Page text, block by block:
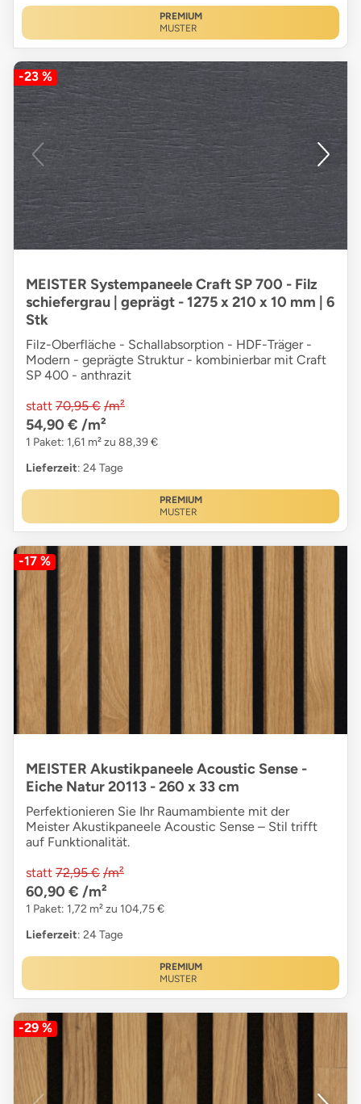
PREMIUM
MUSTER
-23 %
MEISTER Systempaneele Craft SP 700 - Filz
schiefergrau | geprägt - 1275 x 210 x 10 mm | 6
Stk
Filz-Oberfläche - Schallabsorption - HDF-Träger -
Modern - geprägte Struktur - kombinierbar mit Craft
SP 400 - anthrazit
statt 70,95 € /m²
54,90 € /m²
1 Paket: 1,61 m² zu 88,39 €
Lieferzeit: 24 Tage
PREMIUM
MUSTER
-17 %
MEISTER Akustikpaneele Acoustic Sense -
Eiche Natur 20113 - 260 x 33 cm
Perfektionieren Sie Ihr Raumambiente mit der
Meister Akustikpaneele Acoustic Sense – Stil trifft
auf Funktionalität.
statt 72,95 € /m²
60,90 € /m²
1 Paket: 1,72 m² zu 104,75 €
Lieferzeit: 24 Tage
PREMIUM
MUSTER
-29 %